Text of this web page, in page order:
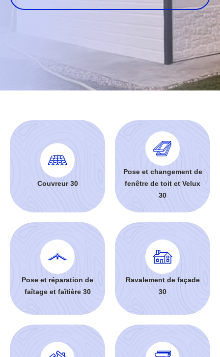
Couvreur 30
Pose et changement de
fenêtre de toit et Velux
30
Pose et réparation de
faîtage et faîtière 30
Ravalement de façade
30